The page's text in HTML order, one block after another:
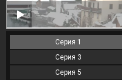
Серия 1
Серия 3
Серия 5